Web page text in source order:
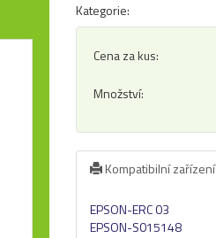
Kategorie:
Cena za kus:
Množství:
Kompatibilní zařízení
EPSON-ERC 03
EPSON-S015148